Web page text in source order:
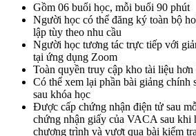
Gồm 06 buổi học, mỗi buổi 90 phút
Người học có thể đăng ký toàn bộ
lập tùy theo nhu cầu
Người học tương tác trực tiếp với
tại ứng dụng Zoom
Toàn quyền truy cập kho tài liệu
Có thể xem lại phần bài giảng chính
sau khóa học
Được cấp chứng nhận điện tử sau
chứng nhận giấy của VACA sau khi
chương trình và vượt qua bài kiểm